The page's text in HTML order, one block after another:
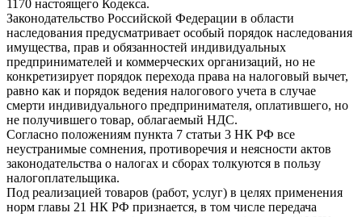
1170 настоящего Кодекса.
Законодательство Российской Федерации в области
наследования предусматривает особый порядок наследования
имущества, прав и обязанностей индивидуальных
предпринимателей и коммерческих организаций, но не
конкретизирует порядок перехода права на налоговый вычет,
равно как и порядок ведения налогового учета в случае
смерти индивидуального предпринимателя, оплатившего, но
не получившего товар, облагаемый НДС.
Согласно положениям пункта 7 статьи 3 НК РФ все
неустранимые сомнения, противоречия и неясности актов
законодательства о налогах и сборах толкуются в пользу
налогоплательщика.
Под реализацией товаров (работ, услуг) в целях применения
норм главы 21 НК РФ признается, в том числе передача